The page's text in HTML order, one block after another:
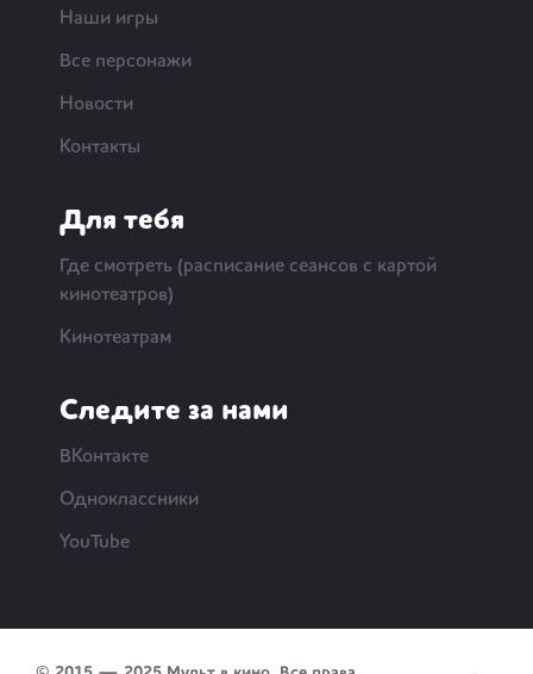
Наши игры
Все персонажи
Новости
Контакты
Для тебя
Где смотреть (расписание сеансов с картой
кинотеатров)
Кинотеатрам
Следите за нами
ВКонтакте
Одноклассники
YouTube